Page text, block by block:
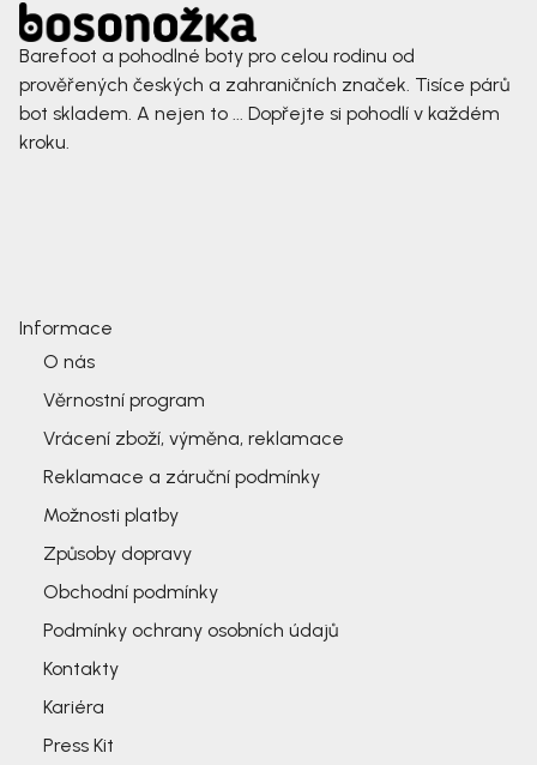
Barefoot a pohodlné boty pro celou rodinu od
prověřených českých a zahraničních značek. Tisíce párů
bot skladem. A nejen to ... Dopřejte si pohodlí v každém
kroku.
Informace
O nás
Věrnostní program
Vrácení zboží, výměna, reklamace
Reklamace a záruční podmínky
Možnosti platby
Způsoby dopravy
Obchodní podmínky
Podmínky ochrany osobních údajů
Kontakty
Kariéra
Press Kit